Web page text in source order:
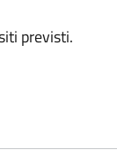
previsti.